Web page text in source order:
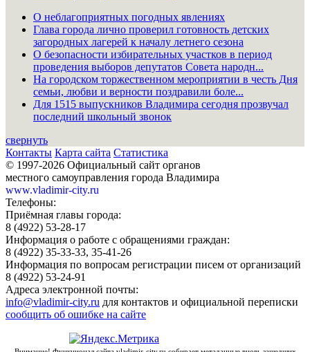
О неблагоприятных погодных явлениях
Глава города лично проверил готовность детских
загородных лагерей к началу летнего сезона
О безопасности избирательных участков в период
проведения выборов депутатов Совета народн...
На городском торжественном мероприятии в честь Дня
семьи, любви и верности поздравили боле...
Для 1515 выпускников Владимира сегодня прозвучал
последний школьный звонок
свернуть
Контакты Карта сайта Статистика
© 1997-2026 Официальный сайт органов
местного самоуправления города Владимира
www.vladimir-city.ru
Телефоны:
Приёмная главы города:
8 (4922) 53-28-17
Информация о работе с обращениями граждан:
8 (4922) 35-33-33, 35-41-26
Информация по вопросам регистрации писем от организаций
8 (4922) 53-24-91
Адреса электронной почты:
info@vladimir-city.ru для контактов и официальной переписки
сообщить об ошибке на сайте